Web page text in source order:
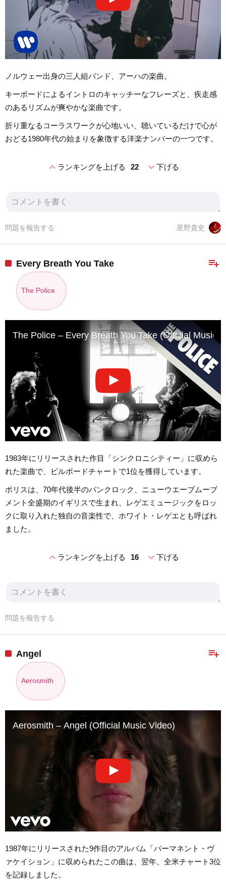
ノルウェー出身の三人組バンド、アーハの楽曲。
キーボードによるイントロのキャッチーなフレーズと、疾走感
のあるリズムが爽やかな楽曲です。
折り重なるコーラスワークが心地いい、聴いているだけで心が
おどる1980年代の始まりを象徴する洋楽ナンバーの一つです。
expand_lessランキングを上げる 22 expand_more下げる
星野貴史
問題を報告する
playlist_add
Every Breath You Take
The Police
The Police – Every Breath You Take (Official Music
1983年にリリースされた作目「シンクロニシティー」に収めら
れた楽曲で、ビルボードチャートで1位を獲得しています。
ポリスは、70年代後半のパンクロック、ニューウエーブムーブ
メント全盛期のイギリスで生まれ、レゲエミュージックをロッ
クに取り入れた独自の音楽性で、ホワイト・レゲエとも呼ばれ
ました。
expand_lessランキングを上げる 16 expand_more下げる
問題を報告する
playlist_add
Angel
Aerosmith
Aerosmith – Angel (Official Music Video)
1987年にリリースされた9作目のアルバム「パーマネント・ヴ
ァケイション」に収められたこの曲は、翌年、全米チャート3位
を記録しました。